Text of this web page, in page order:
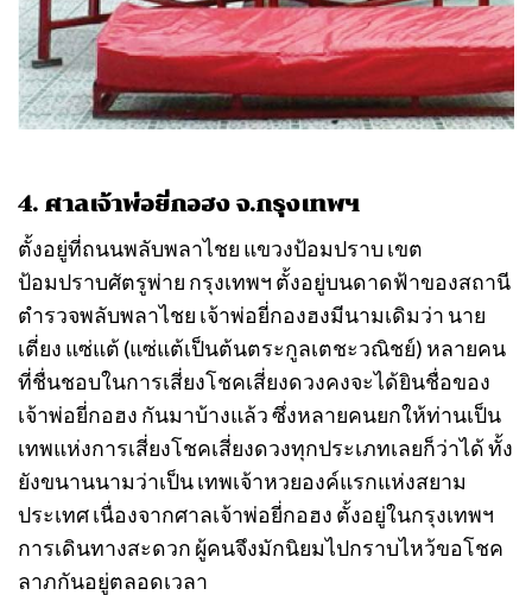
4. ศาลเจ้าพ่อยี่กอฮง จ.กรุงเทพฯ
ตั้งอยู่ที่ถนนพลับพลาไชย แขวงป้อมปราบ เขต
ป้อมปราบศัตรูพ่าย กรุงเทพฯ ตั้งอยู่บนดาดฟ้าของสถานี
ตำรวจพลับพลาไชย เจ้าพ่อยี่กองฮงมีนามเดิมว่า นาย
เตี่ยง แซ่แต้ (แซ่แต้เป็นต้นตระกูลเตชะวณิชย์) หลายคน
ที่ชื่นชอบในการเสี่ยงโชคเสี่ยงดวงคงจะได้ยินชื่อของ
เจ้าพ่อยี่กอฮง กันมาบ้างแล้ว ซึ่งหลายคนยกให้ท่านเป็น
เทพแห่งการเสี่ยงโชคเสี่ยงดวงทุกประเภทเลยก็ว่าได้ ทั้ง
ยังขนานนามว่าเป็น เทพเจ้าหวยองค์แรกแห่งสยาม
ประเทศ เนื่องจากศาลเจ้าพ่อยี่กอฮง ตั้งอยู่ในกรุงเทพฯ
การเดินทางสะดวก ผู้คนจึงมักนิยมไปกราบไหว้ขอโชค
ลาภกันอยู่ตลอดเวลา